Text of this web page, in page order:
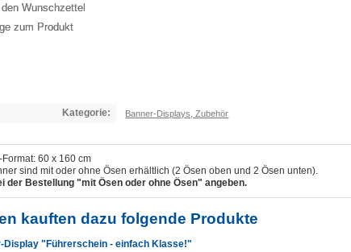
Wunschzettel
zum Produkt
Kategorie: Banner-Displays, Zubehör
Format: 60 x 160 cm
sind mit oder ohne Ösen erhältlich (2 Ösen oben und 2 Ösen unten).
der Bestellung "mit Ösen oder ohne Ösen" angeben.
kauften dazu folgende Produkte
Display "Führerschein - einfach Klasse!"